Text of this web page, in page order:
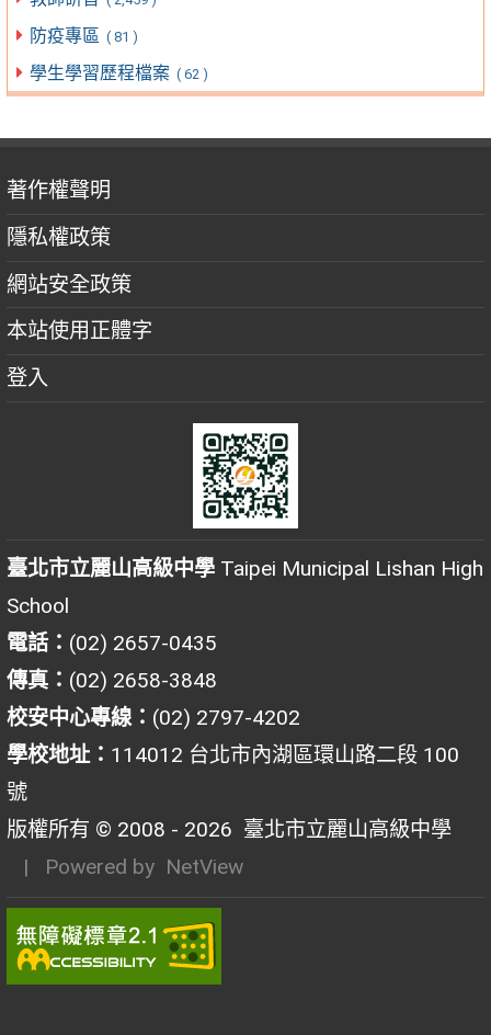
防疫專區 ( 81 )
學生學習歷程檔案 ( 62 )
著作權聲明
隱私權政策
網站安全政策
本站使用正體字
登入
臺北市立麗山高級中學 Taipei Municipal Lishan High
School
電話： (02) 2657-0435
傳真： (02) 2658-3848
校安中心專線： (02) 2797-4202
學校地址： 114012 台北市內湖區環山路二段 100
號
版權所有 © 2008 - 2026 臺北市立麗山高級中學
| Powered by NetView